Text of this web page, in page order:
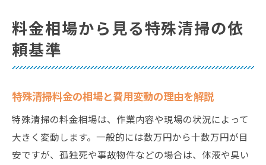
料金相場から見る特殊清掃の依
頼基準
特殊清掃料金の相場と費用変動の理由を解説
特殊清掃の料金相場は、作業内容や現場の状況によって
大きく変動します。一般的には数万円から十数万円が目
安ですが、孤独死や事故物件などの場合は、体液や臭い